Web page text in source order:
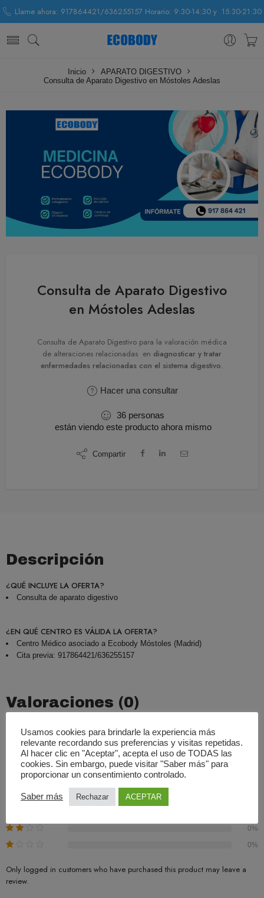
Llame ahora: 917864421/636255157 Horario: 9:30-14:30 y 15:30-21:30
Inicio
APARATO DIGESTIVO
Consulta de Aparato Digestivo en Móstoles Adeslas
Consulta de Aparato Digestivo
en Móstoles Adeslas
Consulta de Aparato Digestivo para la valoración médica
de alteraciones relacionadas en diagnosticar y tratar
enfermedades relacionadas con el sistema digestivo.
Hacer una consultar
36 personas
están viendo este producto ahora mismo
Compartir
Descripción
¿QUÉ INCLUYE LA OFERTA?
Consulta de aparato digestivo
¿EN QUÉ CENTRO ES VÁLIDA LA OFERTA?
Centro Médico asociado a Ecobody Móstoles (Madrid)
Cita previa: 917864421/636255157
Valoraciones (0)
Basado En 0 Valoraciones
0.00Promedio
0%
0%
Only logged in customers who have purchased this product may leave a
review.
Usamos cookies para brindarle la experiencia más
relevante recordando sus preferencias y visitas repetidas.
Al hacer clic en "Aceptar", acepta el uso de TODAS las
cookies. Sin embargo, puede visitar "Saber más" para
proporcionar un consentimiento controlado.
Saber más Rechazar ACEPTAR